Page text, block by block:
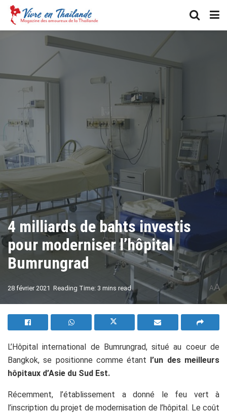
4 milliards de bahts investis
pour moderniser l’hôpital
Bumrungrad
28 février 2021 Reading Time: 3 mins read AA
L’Hôpital international de Bumrungrad, situé au coeur de
Bangkok, se positionne comme étant l’un des meilleurs
hôpitaux d’Asie du Sud Est.
Récemment, l’établissement a donné le feu vert à
l’inscription du projet de modernisation de l’hôpital. Le coût